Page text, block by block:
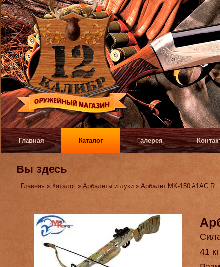
Главная Каталог Галерея
Вы здесь
Главная » Каталог »Арбалеты и луки » Арбалет MK-150 A1AC R
41